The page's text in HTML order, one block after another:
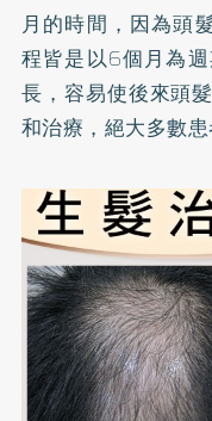
月的時間，因為頭
程皆是以6個月為
長，容易使後來頭
和治療，絕大多數